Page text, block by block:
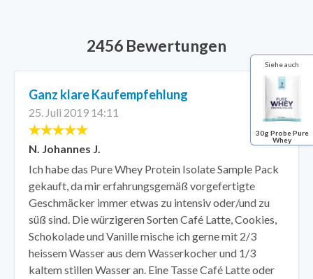
2456 Bewertungen
Ganz klare Kaufempfehlung
25. Juli 2019 14:11
N. Johannes J.
Ich habe das Pure Whey Protein Isolate Sample Pack
gekauft, da mir erfahrungsgemäß vorgefertigte
Geschmäcker immer etwas zu intensiv oder/und zu
süß sind. Die würzigeren Sorten Café Latte, Cookies,
Schokolade und Vanille mische ich gerne mit 2/3
heissem Wasser aus dem Wasserkocher und 1/3
kaltem stillen Wasser an. Eine Tasse Café Latte oder
Siehe auch
30g Probe Pure
Whey